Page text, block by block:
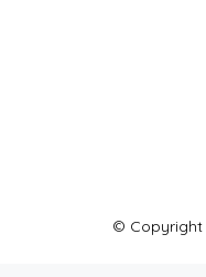
© Copyright